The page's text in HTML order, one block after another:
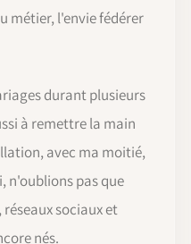
métier, l'envie fédérer
durant plusieurs
à remettre la main
avec ma moitié,
n'oublions pas que
réseaux sociaux et
nés.